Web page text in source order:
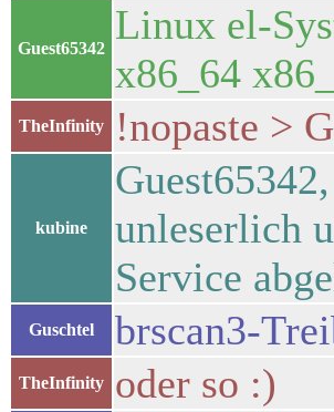
Guest65342
Linux el-
x86_64
TheInfinity !nopaste >
kubine
unleserlich
Service
Guschtel brscan3-
TheInfinity oder so :)